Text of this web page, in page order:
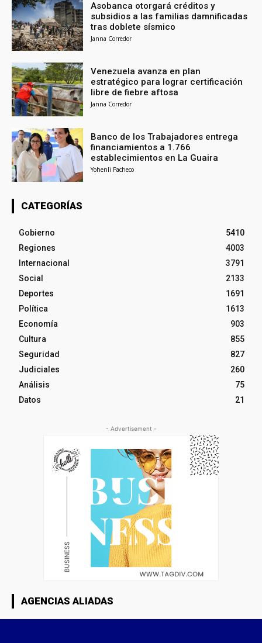
Asobanca otorgará créditos y
subsidios a las familias damnificadas
tras doblete sísmico
Janna Corredor
Venezuela avanza en plan
estratégico para lograr certificación
libre de fiebre aftosa
Janna Corredor
Banco de los Trabajadores entrega
financiamientos a 1.766
establecimientos en La Guaira
Yohenli Pacheco
CATEGORÍAS
Gobierno
5410
Regiones
4003
Internacional
3791
Social
2133
Deportes
1691
Política
1613
Economía
903
Cultura
855
Seguridad
827
Judiciales
260
Análisis
75
Datos
21
- Advertisement -
AGENCIAS ALIADAS